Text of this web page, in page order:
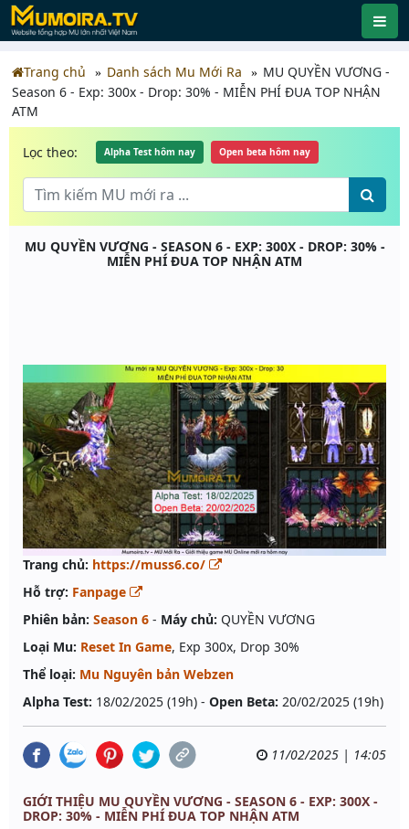
Trang chủ Danh sách Mu Mới Ra
MU QUYỀN VƯƠNG -
Season 6 - Exp: 300x - Drop: 30% - MIỄN PHÍ ĐUA TOP NHẬN
ATM
Lọc theo: Alpha Test hôm nay Open beta hôm nay
MU QUYỀN VƯƠNG - SEASON 6 - EXP: 300X - DROP: 30% -
MIỄN PHÍ ĐUA TOP NHẬN ATM
Trang chủ: https://muss6.co/
Hỗ trợ: Fanpage
Phiên bản: Season 6 - Máy chủ: QUYỀN VƯƠNG
Loại Mu: Reset In Game, Exp 300x, Drop 30%
Thể loại: Mu Nguyên bản Webzen
Alpha Test: 18/02/2025 (19h) - Open Beta: 20/02/2025 (19h)
11/02/2025 | 14:05
GIỚI THIỆU MU QUYỀN VƯƠNG - SEASON 6 - EXP: 300X -
DROP: 30% - MIỄN PHÍ ĐUA TOP NHẬN ATM